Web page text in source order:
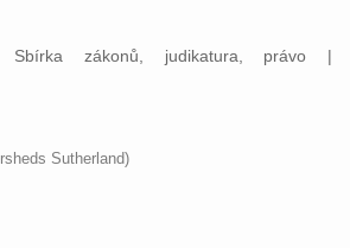
zákonů, judikatura, právo |
Sutherland)